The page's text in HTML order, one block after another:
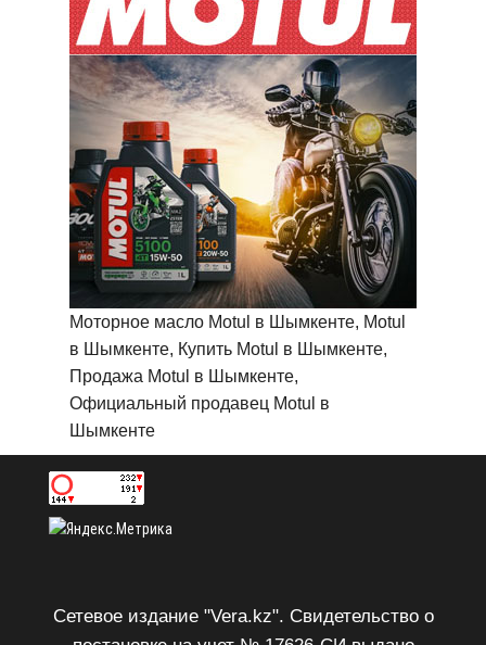
Моторное масло Motul в Шымкенте, Motul
в Шымкенте, Купить Motul в Шымкенте,
Продажа Motul в Шымкенте,
Официальный продавец Motul в
Шымкенте
Сетевое издание "Vera.kz". Свидетельство о